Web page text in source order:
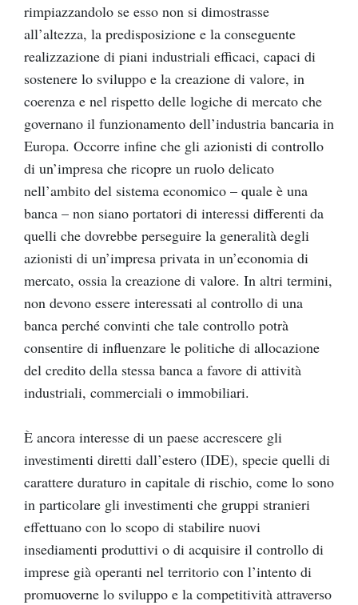
rimpiazzandolo se esso non si dimostrasse
all’altezza, la predisposizione e la conseguente
realizzazione di piani industriali efficaci, capaci di
sostenere lo sviluppo e la creazione di valore, in
coerenza e nel rispetto delle logiche di mercato che
governano il funzionamento dell’industria bancaria in
Europa. Occorre infine che gli azionisti di controllo
di un’impresa che ricopre un ruolo delicato
nell’ambito del sistema economico – quale è una
banca – non siano portatori di interessi differenti da
quelli che dovrebbe perseguire la generalità degli
azionisti di un’impresa privata in un’economia di
mercato, ossia la creazione di valore. In altri termini,
non devono essere interessati al controllo di una
banca perché convinti che tale controllo potrà
consentire di influenzare le politiche di allocazione
del credito della stessa banca a favore di attività
industriali, commerciali o immobiliari.
È ancora interesse di un paese accrescere gli
investimenti diretti dall’estero (IDE), specie quelli di
carattere duraturo in capitale di rischio, come lo sono
in particolare gli investimenti che gruppi stranieri
effettuano con lo scopo di stabilire nuovi
insediamenti produttivi o di acquisire il controllo di
imprese già operanti nel territorio con l’intento di
promuoverne lo sviluppo e la competitività attraverso